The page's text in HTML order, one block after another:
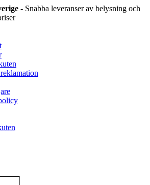
- Snabba leveranser av belysning och